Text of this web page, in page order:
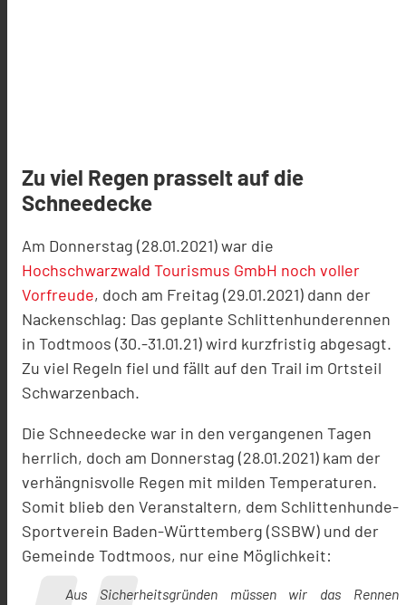
Zu viel Regen prasselt auf die
Schneedecke
Am Donnerstag (28.01.2021) war die
Hochschwarzwald Tourismus GmbH noch voller
Vorfreude, doch am Freitag (29.01.2021) dann der
Nackenschlag: Das geplante Schlittenhunderennen
in Todtmoos (30.-31.01.21) wird kurzfristig abgesagt.
Zu viel Regeln fiel und fällt auf den Trail im Ortsteil
Schwarzenbach.
Die Schneedecke war in den vergangenen Tagen
herrlich, doch am Donnerstag (28.01.2021) kam der
verhängnisvolle Regen mit milden Temperaturen.
Somit blieb den Veranstaltern, dem Schlittenhunde-
Sportverein Baden-Württemberg (SSBW) und der
Gemeinde Todtmoos, nur eine Möglichkeit:
Aus Sicherheitsgründen müssen wir das Rennen